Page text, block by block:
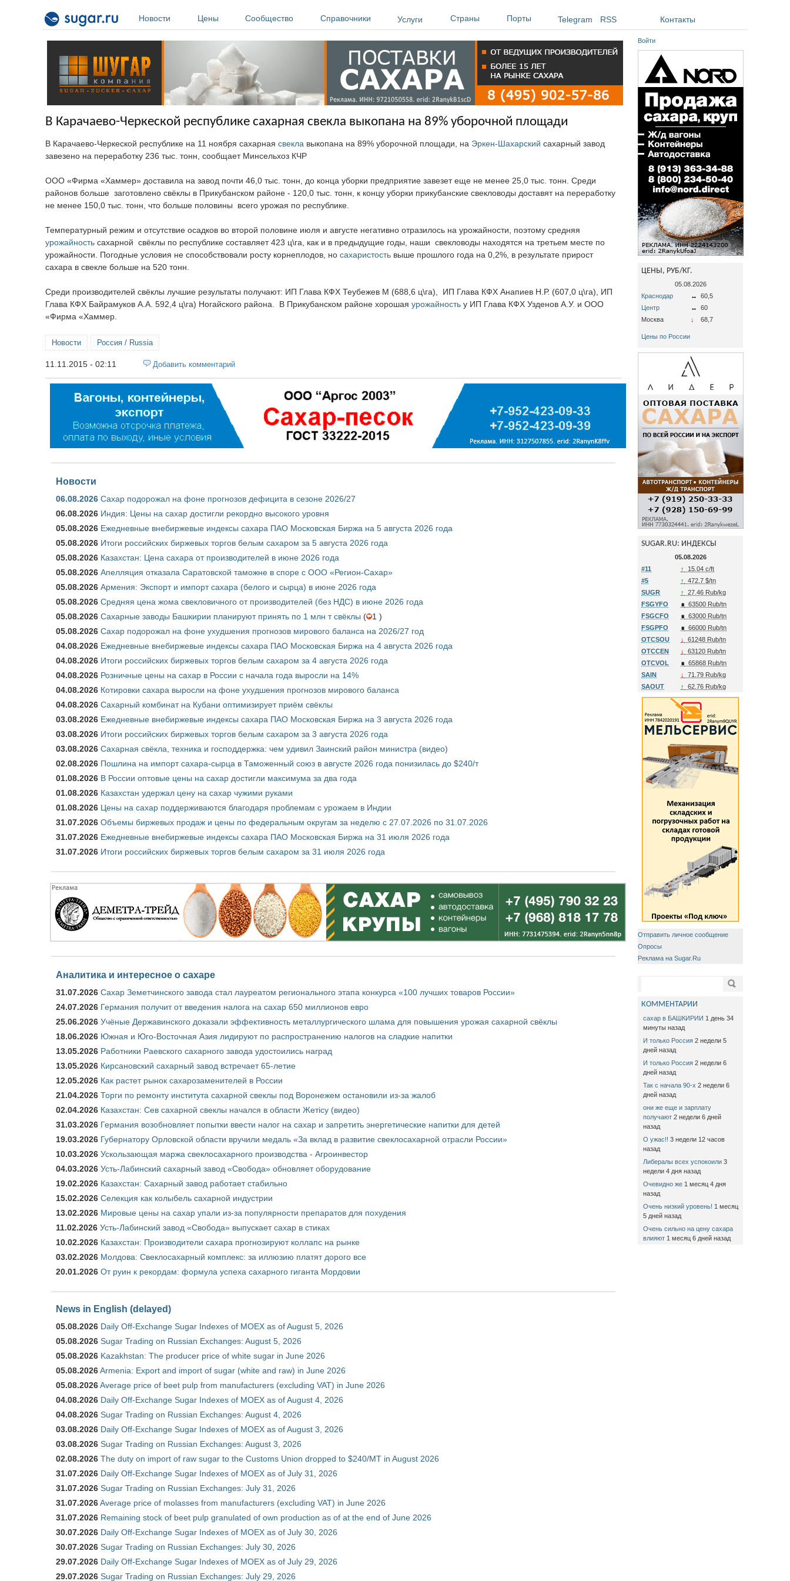
Новости
Цены Сообщество Справочники Услуги Страны Порты Telegram RSS Контакты
В Карачаево-Черкеской республике сахарная свекла выкопана на 89% уборочной площади
В Карачаево-Черкеской республике на 11 ноября сахарная свекла выкопана на 89% уборочной площади, на Эркен-Шахарский сахарный завод
завезено на переработку 236 тыс. тонн, сообщает Минсельхоз КЧР
ООО «Фирма «Хаммер» доставила на завод почти 46,0 тыс. тонн, до конца уборки предприятие завезет еще не менее 25,0 тыс. тонн. Среди
районов больше заготовлено свёклы в Прикубанском районе - 120,0 тыс. тонн, к концу уборки прикубанские свекловоды доставят на переработку
не менее 150,0 тыс. тонн, что больше половины всего урожая по республике.
Температурный режим и отсутствие осадков во второй половине июля и августе негативно отразилось на урожайности, поэтому средняя
урожайность сахарной свёклы по республике составляет 423 ц\га, как и в предыдущие годы, наши свекловоды находятся на третьем месте по
урожайности. Погодные условия не способствовали росту корнеплодов, но сахаристость выше прошлого года на 0,2%, в результате прирост
сахара в свекле больше на 520 тонн.
Среди производителей свёклы лучшие результаты получают: ИП Глава КФХ Теубежев М (688,6 ц\га), ИП Глава КФХ Анапиев Н.Р. (607,0 ц\га), ИП
Глава КФХ Байрамуков А.А. 592,4 ц\га) Ногайского района. В Прикубанском районе хорошая урожайность у ИП Глава КФХ Узденов А.У. и ООО
«Фирма «Хаммер.
Новости Россия / Russia
11.11.2015 - 02:11 Добавить комментарий
Новости
06.08.2026 Сахар подорожал на фоне прогнозов дефицита в сезоне 2026/27
06.08.2026 Индия: Цены на сахар достигли рекордно высокого уровня
05.08.2026 Ежедневные внебиржевые индексы сахара ПАО Московская Биржа на 5 августа 2026 года
05.08.2026 Итоги российских биржевых торгов белым сахаром за 5 августа 2026 года
05.08.2026 Казахстан: Цена сахара от производителей в июне 2026 года
05.08.2026 Апелляция отказала Саратовской таможне в споре с ООО «Регион-Сахар»
05.08.2026 Армения: Экспорт и импорт сахара (белого и сырца) в июне 2026 года
05.08.2026 Средняя цена жома свекловичного от производителей (без НДС) в июне 2026 года
05.08.2026 Сахарные заводы Башкирии планируют принять по 1 млн т свёклы (
1 )
05.08.2026 Сахар подорожал на фоне ухудшения прогнозов мирового баланса на 2026/27 год
04.08.2026 Ежедневные внебиржевые индексы сахара ПАО Московская Биржа на 4 августа 2026 года
04.08.2026 Итоги российских биржевых торгов белым сахаром за 4 августа 2026 года
04.08.2026 Розничные цены на сахар в России с начала года выросли на 14%
04.08.2026 Котировки сахара выросли на фоне ухудшения прогнозов мирового баланса
04.08.2026 Сахарный комбинат на Кубани оптимизирует приём свёклы
03.08.2026 Ежедневные внебиржевые индексы сахара ПАО Московская Биржа на 3 августа 2026 года
03.08.2026 Итоги российских биржевых торгов белым сахаром за 3 августа 2026 года
03.08.2026 Сахарная свёкла, техника и господдержка: чем удивил Заинский район министра (видео)
02.08.2026 Пошлина на импорт сахара-сырца в Таможенный союз в августе 2026 года понизилась до $240/т
01.08.2026 В России оптовые цены на сахар достигли максимума за два года
01.08.2026 Казахстан удержал цену на сахар чужими руками
01.08.2026 Цены на сахар поддерживаются благодаря проблемам с урожаем в Индии
31.07.2026 Объемы биржевых продаж и цены по федеральным округам за неделю с 27.07.2026 по 31.07.2026
31.07.2026 Ежедневные внебиржевые индексы сахара ПАО Московская Биржа на 31 июля 2026 года
31.07.2026 Итоги российских биржевых торгов белым сахаром за 31 июля 2026 года
Аналитика и интересное о сахаре
31.07.2026 Сахар Земетчинского завода стал лауреатом регионального этапа конкурса «100 лучших товаров России»
24.07.2026 Германия получит от введения налога на сахар 650 миллионов евро
25.06.2026 Учёные Державинского доказали эффективность металлургического шлама для повышения урожая сахарной свёклы
18.06.2026 Южная и Юго-Восточная Азия лидируют по распространению налогов на сладкие напитки
13.05.2026 Работники Раевского сахарного завода удостоились наград
13.05.2026 Кирсановский сахарный завод встречает 65-летие
12.05.2026 Как растет рынок сахарозаменителей в России
21.04.2026 Торги по ремонту института сахарной свеклы под Воронежем остановили из-за жалоб
02.04.2026 Казахстан: Сев сахарной свеклы начался в области Жетісу (видео)
31.03.2026 Германия возобновляет попытки ввести налог на сахар и запретить энергетические напитки для детей
19.03.2026 Губернатору Орловской области вручили медаль «За вклад в развитие свеклосахарной отрасли России»
10.03.2026 Ускользающая маржа свеклосахарного производства - Агроинвестор
04.03.2026 Усть-Лабинский сахарный завод «Свобода» обновляет оборудование
19.02.2026 Казахстан: Сахарный завод работает стабильно
15.02.2026 Селекция как колыбель сахарной индустрии
13.02.2026 Мировые цены на сахар упали из-за популярности препаратов для похудения
11.02.2026 Усть-Лабинский завод «Свобода» выпускает сахар в стиках
10.02.2026 Казахстан: Производители сахара прогнозируют коллапс на рынке
03.02.2026 Молдова: Свеклосахарный комплекс: за иллюзию платят дорого все
20.01.2026 От руин к рекордам: формула успеха сахарного гиганта Мордовии
News in English (delayed)
05.08.2026 Daily Off-Exchange Sugar Indexes of MOEX as of August 5, 2026
05.08.2026 Sugar Trading on Russian Exchanges: August 5, 2026
05.08.2026 Kazakhstan: The producer price of white sugar in June 2026
05.08.2026Armenia: Export and import of sugar (white and raw) in June 2026
05.08.2026Average price of beet pulp from manufacturers (excluding VAT) in June 2026
04.08.2026 Daily Off-Exchange Sugar Indexes of MOEX as of August 4, 2026
04.08.2026 Sugar Trading on Russian Exchanges: August 4, 2026
03.08.2026 Daily Off-Exchange Sugar Indexes of MOEX as of August 3, 2026
03.08.2026 Sugar Trading on Russian Exchanges: August 3, 2026
02.08.2026 The duty on import of raw sugar to the Customs Union dropped to $240/MT in August 2026
31.07.2026 Daily Off-Exchange Sugar Indexes of MOEX as of July 31, 2026
31.07.2026 Sugar Trading on Russian Exchanges: July 31, 2026
31.07.2026Average price of molasses from manufacturers (excluding VAT) in June 2026
31.07.2026 Remaining stock of beet pulp granulated of own production as of at the end of June 2026
30.07.2026 Daily Off-Exchange Sugar Indexes of MOEX as of July 30, 2026
30.07.2026 Sugar Trading on Russian Exchanges: July 30, 2026
29.07.2026 Daily Off-Exchange Sugar Indexes of MOEX as of July 29, 2026
29.07.2026 Sugar Trading on Russian Exchanges: July 29, 2026
Войти
ЦЕНЫ, РУБ/КГ.
05.08.2026
Краснодар
↔
60,5
Центр
↔
60
Москва
↓ 68,7
Цены по России
SUGAR.RU: ИНДЕКСЫ
05.08.2026
#11
↑
15.04 c/ft
#5
↑
472.7 $/tn
SUGR
↑
27.46 Rub/kg
FSGYFO
∎ 63500 Rub/tn
FSGCFO
∎ 63000 Rub/tn
FSGPFO
∎ 66000 Rub/tn
OTCSOU
↓
61248 Rub/tn
OTCCEN
↓
63120 Rub/tn
OTCVOL
∎ 65868 Rub/tn
SAIN
↓
71.79 Rub/kg
SAOUT
↑ 62.76 Rub/kg
Отправить личное сообщение
Опросы
Реклама на Sugar.Ru
Поиск
КОММЕНТАРИИ
сахар в БАШКИРИИ 1 день 34
минуты назад
И только Россия 2 недели 5
дней назад
И только Россия 2 недели 6
дней назад
Так с начала 90-х 2 недели 6
дней назад
они же еще и зарплату
получают 2 недели 6 дней
назад
О ужас!! 3 недели 12 часов
назад
Либералы всех успокоили 3
недели 4 дня назад
Очевидно же 1 месяц 4 дня
назад
Очень низкий уровень! 1 месяц
5 дней назад
Очень сильно на цену сахара
влияют 1 месяц 6 дней назад